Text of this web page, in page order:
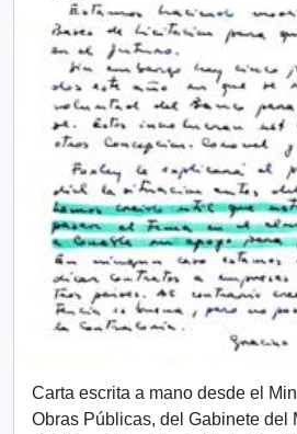
Carta escrita a mano desde el
Obras Públicas, del Gabinete del